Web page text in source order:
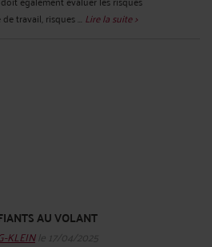
travail, risques ... Lire la suite >
AU VOLANT
KLEINle 17/04/2025